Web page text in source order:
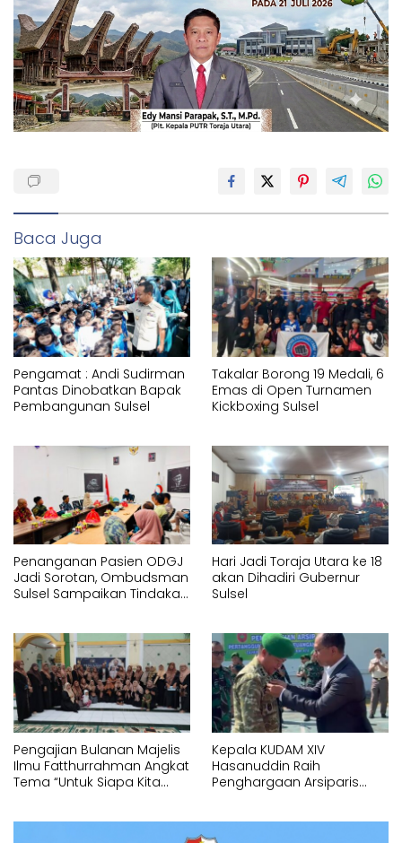
Baca Juga
Pengamat : Andi Sudirman
Pantas Dinobatkan Bapak
Pembangunan Sulsel
Takalar Borong 19 Medali, 6
Emas di Open Turnamen
Kickboxing Sulsel
Penanganan Pasien ODGJ
Jadi Sorotan, Ombudsman
Sulsel Sampaikan Tindakan
Hari Jadi Toraja Utara ke 18
akan Dihadiri Gubernur
Sulsel
Pengajian Bulanan Majelis
Ilmu Fatthurrahman Angkat
Tema “Untuk Siapa Kita
Kepala KUDAM XIV
Hasanuddin Raih
Penghargaan Arsiparis